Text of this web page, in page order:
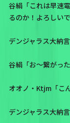
谷絹「これは早速
るのか！よろしい
デンジャラス大納
谷絹「お～繋がった
オオノ・Ktjm「こ
デンジャラス大納